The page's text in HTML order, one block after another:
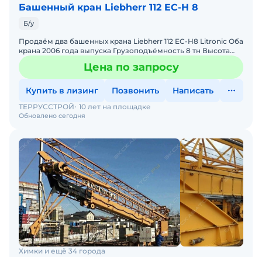
Башенный кран Liebherr 112 EC-H 8
Б/у
Продаём два башенных крана Liebherr 112 EC-H8 Litronic Оба
крана 2006 года выпуска Грузоподъёмность 8 тн Высота
под крюком 47 м Длина стрелы 55 м В хорошем
Цена по запросу
Купить в лизинг Позвонить Написать
Обновлено сегодня
ТЕРРУССТРОЙ 10 лет на площадке
Химки и ещё 34 города